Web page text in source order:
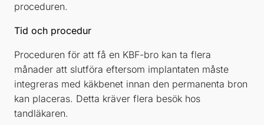
proceduren.
Tid och procedur
Proceduren för att få en KBF-bro kan ta flera
månader att slutföra eftersom implantaten måste
integreras med käkbenet innan den permanenta bron
kan placeras. Detta kräver flera besök hos
tandläkaren.